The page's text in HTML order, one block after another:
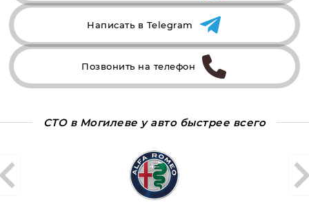
Написать в Telegram
Позвонить на телефон
СТО в Могилеве у авто быстрее всего